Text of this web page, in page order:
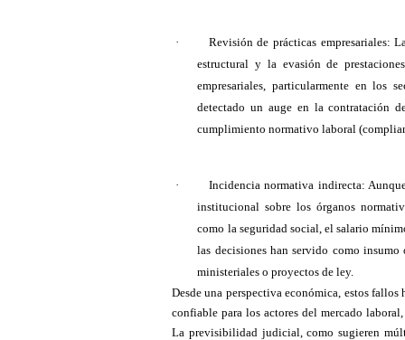
·
Revisión de prácticas empresariales:
estructural y la evasión de
empresariales, particularmente en los
detectado un auge en la contratación
cumplimiento normativo laboral
·
Incidencia normativa indirecta:
institucional sobre los órganos
como la seguridad social, el salario
las decisiones han servido como
ministeriales o proyectos de ley.
Desde una perspectiva económica, estos
confiable para los actores del mercado
La previsibilidad judicial, como sugieren